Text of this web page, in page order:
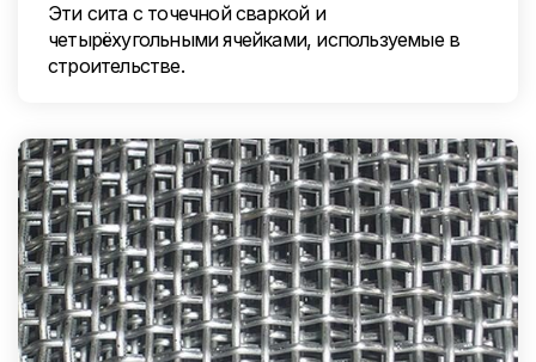
Эти сита с точечной сваркой и
четырёхугольными ячейками, используемые в
строительстве.